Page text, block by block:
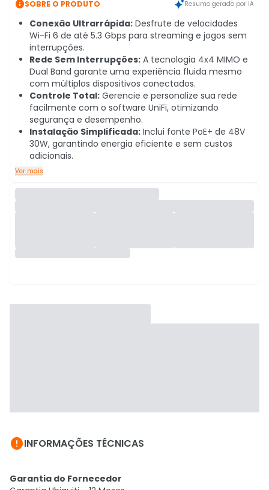
SOBRE O PRODUTO Resumo gerado por IA
Conexão Ultrarrápida: Desfrute de velocidades
Wi-Fi 6 de até 5.3 Gbps para streaming e jogos sem
interrupções.
Rede Sem Interrupções: A tecnologia 4x4 MIMO e
Dual Band garante uma experiência fluida mesmo
com múltiplos dispositivos conectados.
Controle Total: Gerencie e personalize sua rede
facilmente com o software UniFi, otimizando
segurança e desempenho.
Instalação Simplificada: Inclui fonte PoE+ de 48V
30W, garantindo energia eficiente e sem custos
adicionais.
Ver mais
INFORMAÇÕES TÉCNICAS
Garantia do Fornecedor